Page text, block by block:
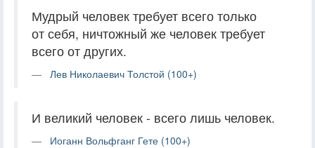
Мудрый человек требует всего только
от себя, ничтожный же человек требует
всего от других.
Лев Николаевич Толстой (100+)
И великий человек - всего лишь человек.
Иоганн Вольфганг Гете (100+)